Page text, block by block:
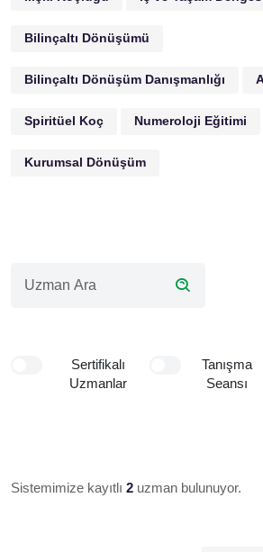
Bilinçaltı Dönüşümü
Bilinçaltı Dönüşüm Danışmanlığı
Spiritüel Koç Numeroloji Eğitimi
Kurumsal Dönüşüm
Sertifikalı
Uzmanlar
Tanışma
Seansı
Sistemimize kayıtlı 2 uzman bulunuyor.